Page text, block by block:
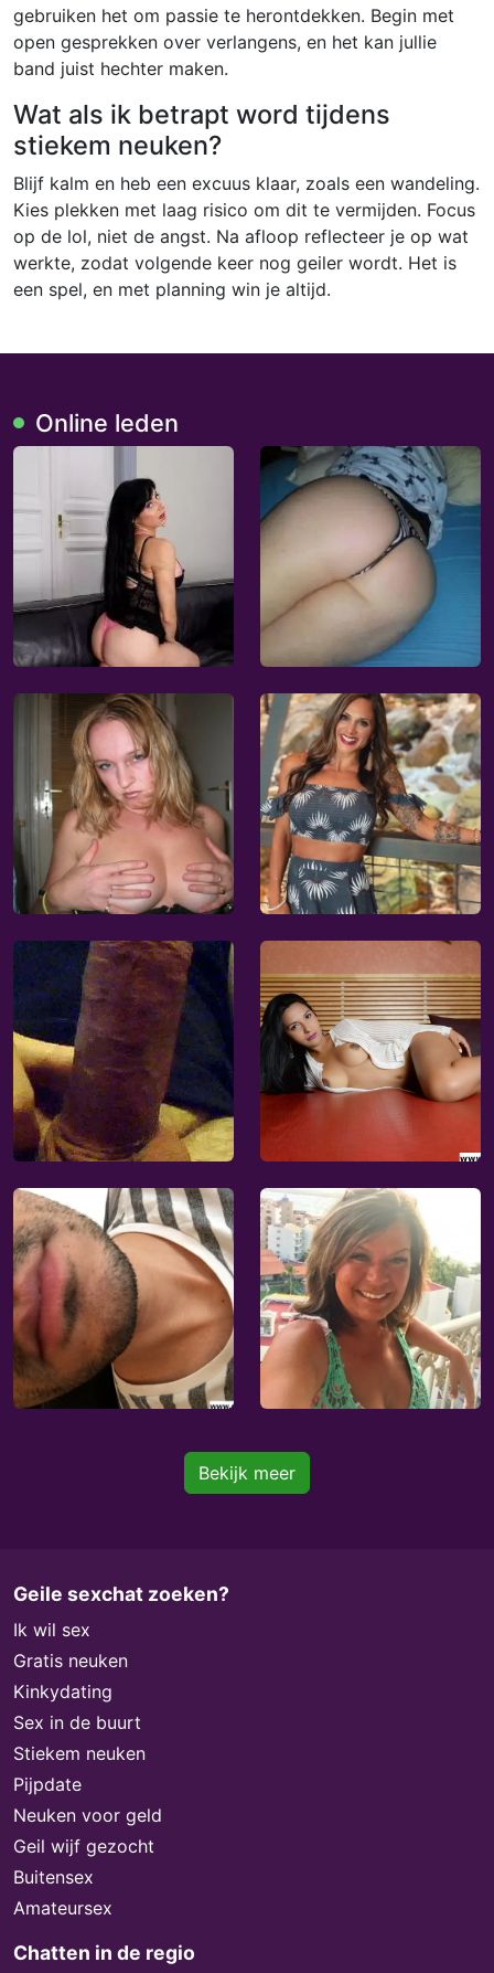
gebruiken het om passie te herontdekken. Begin met
open gesprekken over verlangens, en het kan jullie
band juist hechter maken.
Wat als ik betrapt word tijdens
stiekem neuken?
Blijf kalm en heb een excuus klaar, zoals een wandeling.
Kies plekken met laag risico om dit te vermijden. Focus
op de lol, niet de angst. Na afloop reflecteer je op wat
werkte, zodat volgende keer nog geiler wordt. Het is
een spel, en met planning win je altijd.
Online leden
Bekijk meer
Geile sexchat zoeken?
Ik wil sex
Gratis neuken
Kinkydating
Sex in de buurt
Stiekem neuken
Pijpdate
Neuken voor geld
Geil wijf gezocht
Buitensex
Amateursex
Chatten in de regio